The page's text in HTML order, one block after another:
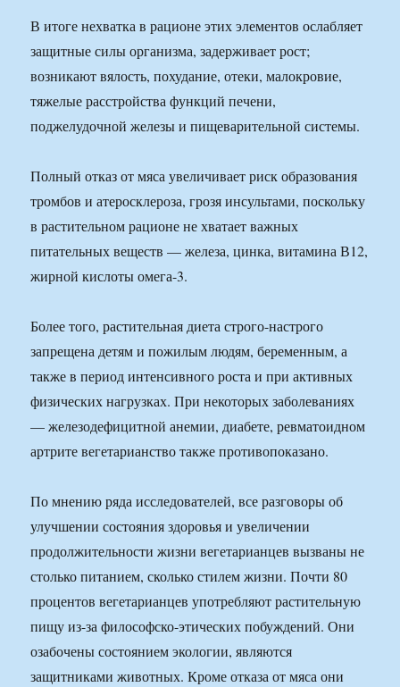
В итоге нехватка в рационе этих элементов ослабляет
защитные силы организма, задерживает рост;
возникают вялость, похудание, отеки, малокровие,
тяжелые расстройства функций печени,
поджелудочной железы и пищеварительной системы.
Полный отказ от мяса увеличивает риск образования
тромбов и атеросклероза, грозя инсультами, поскольку
в растительном рационе не хватает важных
питательных веществ — железа, цинка, витамина В12,
жирной кислоты омега-3.
Более того, растительная диета строго-настрого
запрещена детям и пожилым людям, беременным, а
также в период интенсивного роста и при активных
физических нагрузках. При некоторых заболеваниях
— железодефицитной анемии, диабете, ревматоидном
артрите вегетарианство также противопоказано.
По мнению ряда исследователей, все разговоры об
улучшении состояния здоровья и увеличении
продолжительности жизни вегетарианцев вызваны не
столько питанием, сколько стилем жизни. Почти 80
процентов вегетарианцев употребляют растительную
пищу из-за философско-этических побуждений. Они
озабочены состоянием экологии, являются
защитниками животных. Кроме отказа от мяса они